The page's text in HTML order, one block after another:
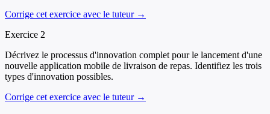
Corrige cet exercice avec le tuteur →
Exercice 2
Décrivez le processus d'innovation complet pour le lancement d'une
nouvelle application mobile de livraison de repas. Identifiez les trois
types d'innovation possibles.
Corrige cet exercice avec le tuteur →